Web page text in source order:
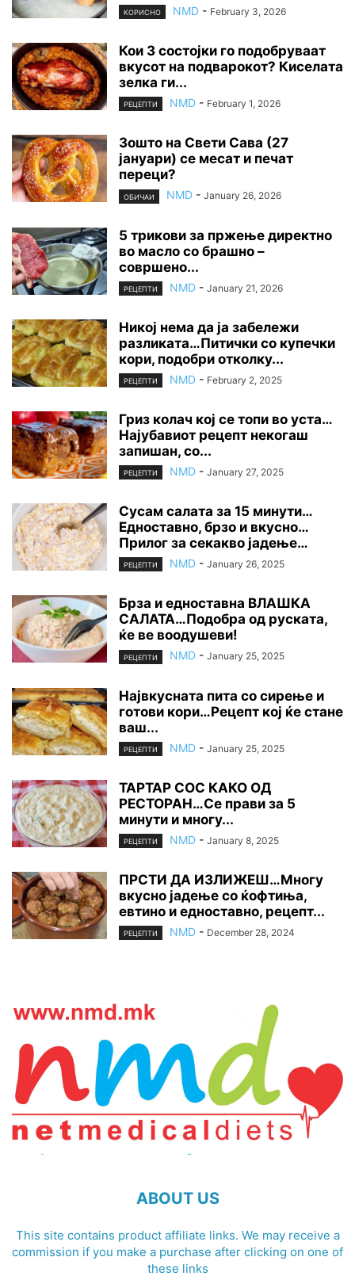
КОРИСНО NMD - February 3, 2026
Кои 3 состојки го подобруваат
вкусот на подварокот? Киселата
зелка ги...
РЕЦЕПТИ NMD - February 1, 2026
Зошто на Свети Сава (27
јануари) се месат и печат
переци?
ОБИЧАИ NMD - January 26, 2026
5 трикови за пржење директно
во масло со брашно –
совршено...
РЕЦЕПТИ NMD - January 21, 2026
Никој нема да ја забележи
разликата…Питички со купечки
кори, подобри отколку...
РЕЦЕПТИ NMD - February 2, 2025
Гриз колач кој се топи во уста…
Најубавиот рецепт некогаш
запишан, со...
РЕЦЕПТИ NMD - January 27, 2025
Сусам салата за 15 минути…
Едноставно, брзо и вкусно…
Прилог за секакво јадење…
РЕЦЕПТИ NMD - January 26, 2025
Брза и едноставна ВЛАШКА
САЛАТА…Подобра од руската,
ќе ве воодушеви!
РЕЦЕПТИ NMD - January 25, 2025
Највкусната пита со сирење и
готови кори…Рецепт кој ќе стане
ваш...
РЕЦЕПТИ NMD - January 25, 2025
ТАРТАР СОС КАКО ОД
РЕСТОРАН…Се прави за 5
минути и многу...
РЕЦЕПТИ NMD - January 8, 2025
ПРСТИ ДА ИЗЛИЖЕШ…Многу
вкусно јадење со ќофтиња,
евтино и едноставно, рецепт...
РЕЦЕПТИ NMD - December 28, 2024
ABOUT US
This site contains product affiliate links. We may receive a
commission if you make a purchase after clicking on one of
these links